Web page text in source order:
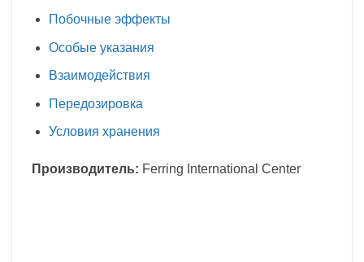
Побочные эффекты
Особые указания
Взаимодействия
Передозировка
Условия хранения
Производитель: Ferring International Center